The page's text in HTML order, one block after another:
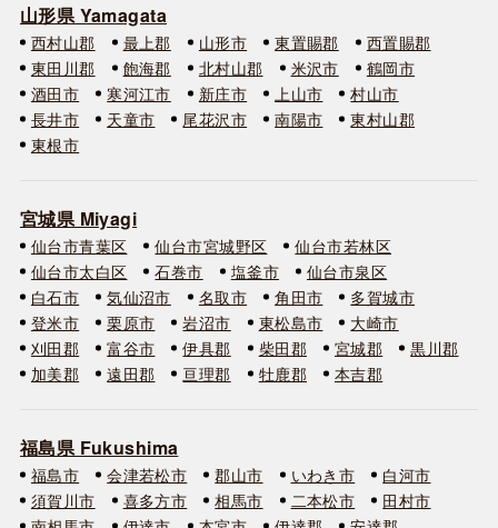
山形県 Yamagata
西村山郡 最上郡 山形市 東置賜郡
西置賜郡
東田川郡
飽海郡 北村山郡 米沢市
鶴岡市
酒田市
寒河江市 新庄市 上山市
村山市
長井市
天童市 尾花沢市 南陽市
東村山郡
東根市
宮城県 Miyagi
仙台市青葉区 仙台市宮城野区
仙台市若林区
仙台市太白区
石巻市 塩釜市
仙台市泉区
白石市
気仙沼市 名取市 角田市
多賀城市
登米市
栗原市 岩沼市 東松島市
大崎市
刈田郡
富谷市 伊具郡 柴田郡 宮城郡
黒川郡
加美郡
遠田郡 亘理郡 牡鹿郡 本吉郡
福島県 Fukushima
福島市 会津若松市 郡山市 いわき市
白河市
須賀川市
喜多方市 相馬市 二本松市
田村市